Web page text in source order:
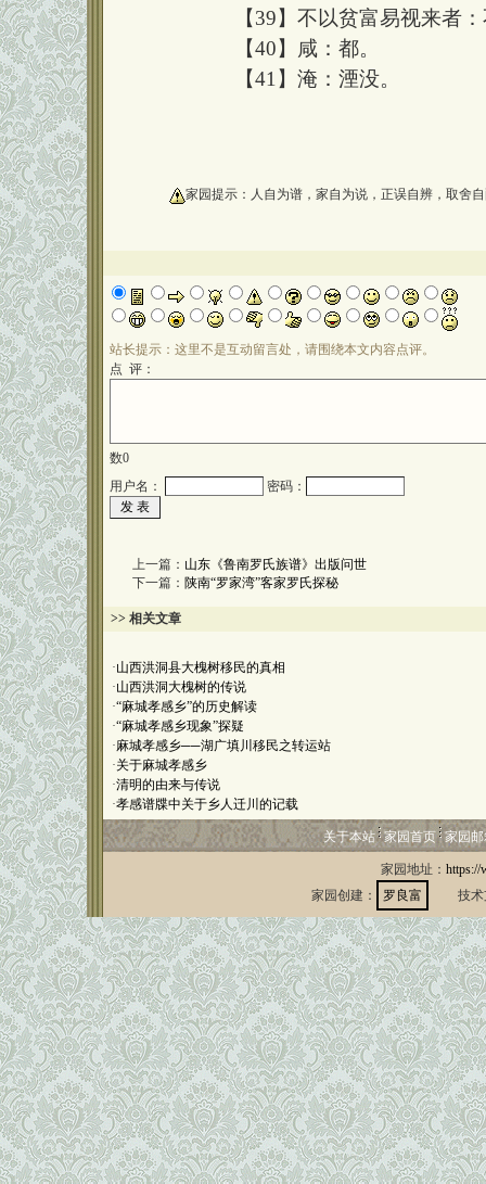
【39】不以贫富易视来者：
【40】咸：都。
【41】淹：湮没。
家园提示：人自为谱，家自为说，正误自辨，取舍
站长提示：这里不是互动留言处，请围绕本文内容点评。
点 评：
数0
用户名：
密码：
上一篇： 山东《鲁南罗氏族谱》出版问世
下一篇： 陕南“罗家湾”客家罗氏探秘
>> 相关文章
·山西洪洞县大槐树移民的真相
·山西洪洞大槐树的传说
·“麻城孝感乡”的历史解读
·“麻城孝感乡现象”探疑
·麻城孝感乡──湖广填川移民之转运站
·关于麻城孝感乡
·清明的由来与传说
·孝感谱牒中关于乡人迁川的记载
关于本站 家园首页 家园
家园地址： https://
家园创建：
罗良富 技术